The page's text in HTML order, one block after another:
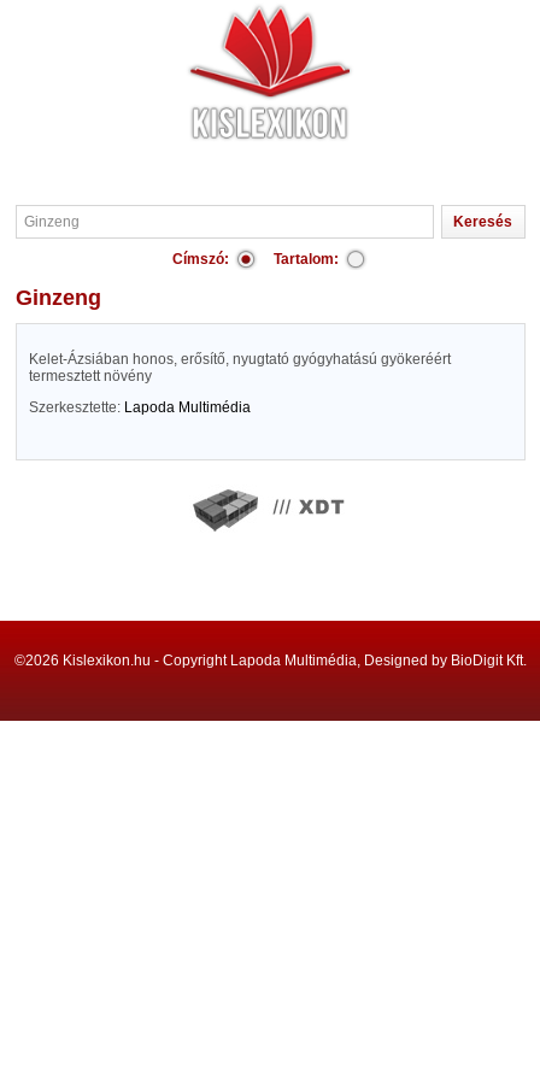
Címszó: Tartalom:
Ginzeng
Kelet-Ázsiában honos, erősítő, nyugtató gyógyhatású gyökeréért
termesztett növény
Szerkesztette: Lapoda Multimédia
©2026 Kislexikon.hu - Copyright Lapoda Multimédia, Designed by BioDigit Kft.